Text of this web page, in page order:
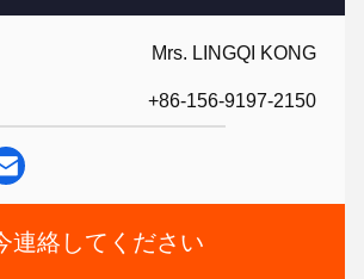
Mrs. LINGQI KONG
+86-156-9197-2150
連絡してください